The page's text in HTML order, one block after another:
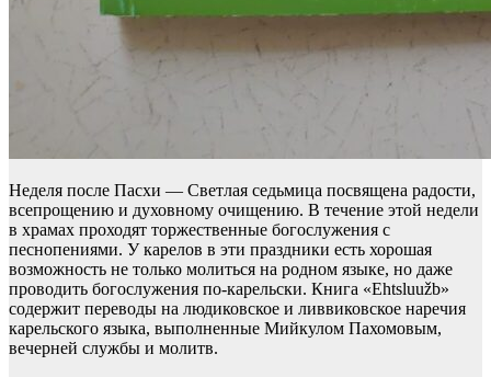
Неделя после Пасхи — Светлая седьмица посвящена радости,
всепрощению и духовному очищению. В течение этой недели
в храмах проходят торжественные богослужения с
песнопениями. У карелов в эти праздники есть хорошая
возможность не только молиться на родном языке, но даже
проводить богослужения по-карельски. Книга «Ehtsluužb»
содержит переводы на людиковское и ливвиковское наречия
карельского языка, выполненные Мийкулом Пахомовым,
вечерней службы и молитв.